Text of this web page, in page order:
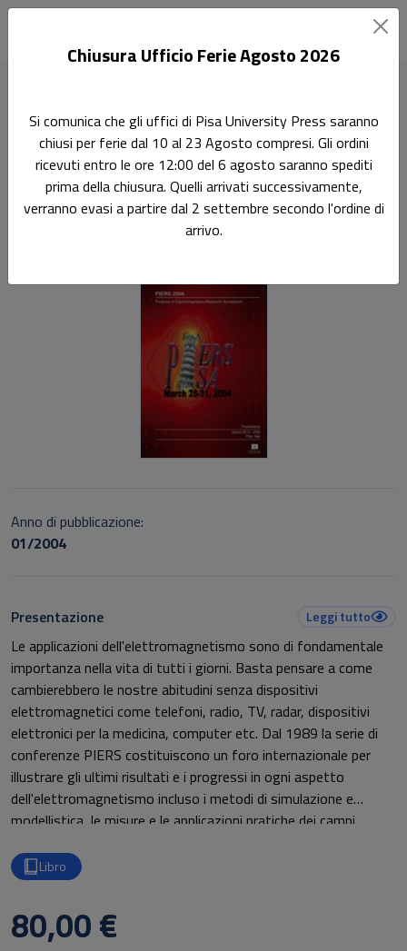
Ricerca
PIERS 2004
Progress in Electromagnetics Research Symposium, Pisa,
Anno di pubblicazione:
01/2004
Presentazione Leggi tutto
Le applicazioni dell'elettromagnetismo sono di fondamentale
importanza nella vita di tutti i giorni. Basta pensare a come
cambierebbero le nostre abitudini senza dispositivi
elettromagnetici come telefoni, radio, TV, radar, dispositivi
elettronici per la medicina, computer etc. Dal 1989 la serie di
conferenze PIERS costituiscono un foro internazionale per
illustrare gli ultimi risultati e i progressi in ogni aspetto
dell'elettromagnetismo incluso i metodi di simulazione e
modellistica, le misure e le applicazioni pratiche dei campi
Libro
80,00 €
Chiusura Ufficio Ferie Agosto 2026
Si comunica che gli uffici di Pisa University Press saranno
chiusi per ferie dal 10 al 23 Agosto compresi. Gli ordini
ricevuti entro le ore 12:00 del 6 agosto saranno spediti
prima della chiusura. Quelli arrivati successivamente,
verranno evasi a partire dal 2 settembre secondo l'ordine di
arrivo.